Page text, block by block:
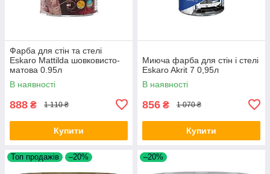
Фарба для стін та стелі
Eskaro Mattilda шовковисто-
матова 0.95л
В наявності
888 ₴ 1 110 ₴
Купити
Миюча фарба для стін і стелі
Eskaro Akrit 7 0,95л
В наявності
856 ₴ 1 070 ₴
Купити
Топ продажів –20% –20%